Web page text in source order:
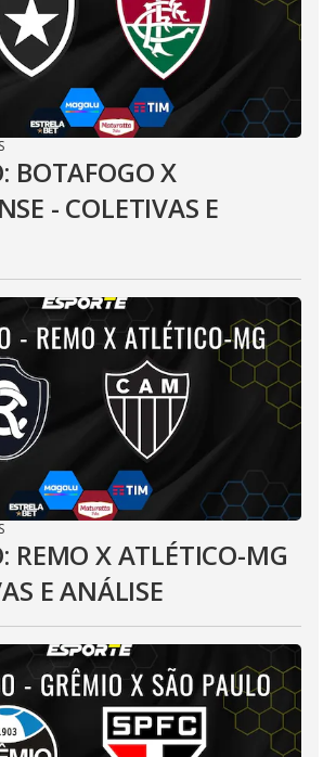
BOTAFOGO X
- COLETIVAS E
REMO X ATLÉTICO-MG
E ANÁLISE